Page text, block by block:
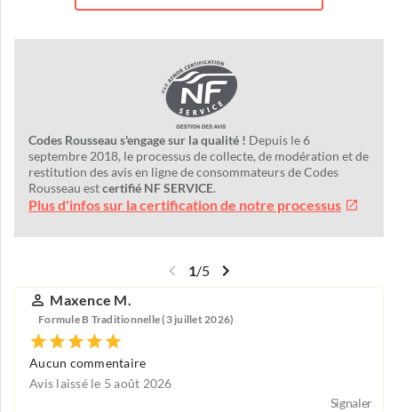
Codes Rousseau s'engage sur la qualité ! Depuis le 6
septembre 2018, le processus de collecte, de modération et de
restitution des avis en ligne de consommateurs de Codes
Rousseau estcertifié NF SERVICE.
Plus d'infos sur la certification de notre processus
1/5
Maxence M.
Formule B Traditionnelle (3 juillet 2026)
Aucun commentaire
Avis laissé le 5 août 2026
Signaler